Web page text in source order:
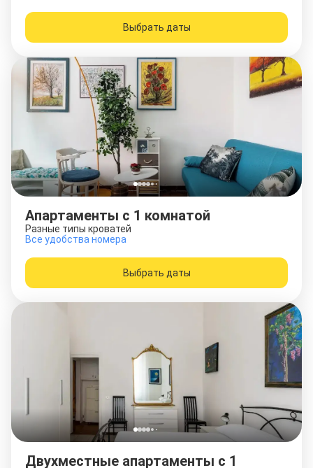
Выбрать даты
Апартаменты c 1 комнатой
Разные типы кроватей
Все удобства номера
Выбрать даты
Двухместные апартаменты c 1